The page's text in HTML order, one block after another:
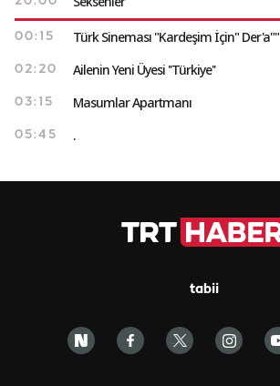
00:15 Türk Sineması "Kardeşim İçin" Der'a""
02:20 Ailenin Yeni Üyesi ''Türkiye''
03:15 Masumlar Apartmanı
05:45 .
tabii